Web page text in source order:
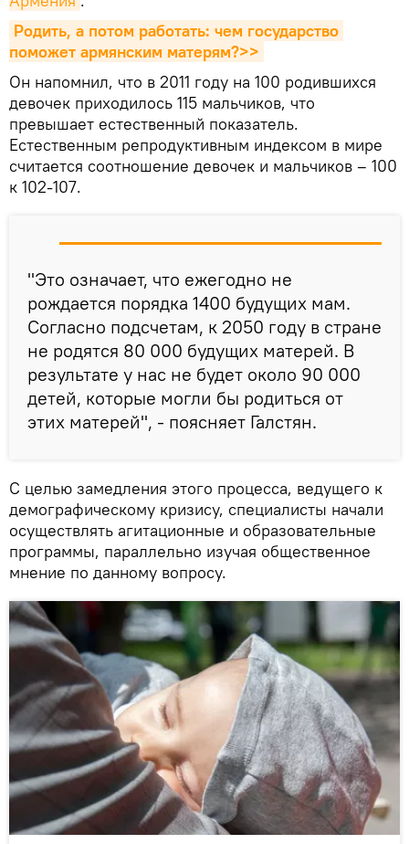
Родить, а потом работать: чем государство
поможет армянским матерям?>>
Он напомнил, что в 2011 году на 100 родившихся
девочек приходилось 115 мальчиков, что
превышает естественный показатель.
Естественным репродуктивным индексом в мире
считается соотношение девочек и мальчиков – 100
к 102-107.
"Это означает, что ежегодно не
рождается порядка 1400 будущих мам.
Согласно подсчетам, к 2050 году в стране
не родятся 80 000 будущих матерей. В
результате у нас не будет около 90 000
детей, которые могли бы родиться от
этих матерей", - поясняет Галстян.
С целью замедления этого процесса, ведущего к
демографическому кризису, специалисты начали
осуществлять агитационные и образовательные
программы, параллельно изучая общественное
мнение по данному вопросу.